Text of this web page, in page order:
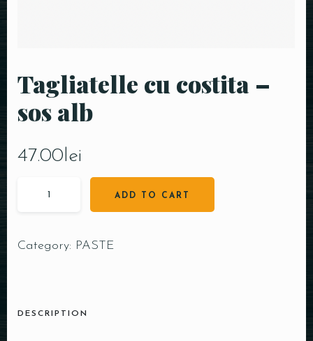
Tagliatelle cu costita –
sos alb
47.00lei
ADD TO CART
Category: PASTE
DESCRIPTION